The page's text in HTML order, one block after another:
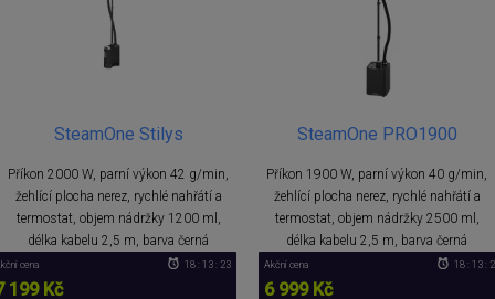
SteamOne Stilys
Příkon 2000 W, parní výkon 42 g/min,
žehlící plocha nerez, rychlé nahřátí a
termostat, objem nádržky 1200 ml,
délka kabelu 2,5 m, barva černá
cena
199 Kč
18 : 13 : 22
SteamOne PRO1900
Příkon 1900 W, parní výkon 40 g/min,
žehlící plocha nerez, rychlé nahřátí a
termostat, objem nádržky 2500 ml,
délka kabelu 2,5 m, barva černá
Akční cena
6 999 Kč
18 : 13 :